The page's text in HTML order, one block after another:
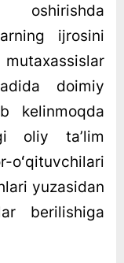
oshirishda
ijrosini
doimiy
kelinmoqda
oliy taʼlim
yuzasidan
berilishiga